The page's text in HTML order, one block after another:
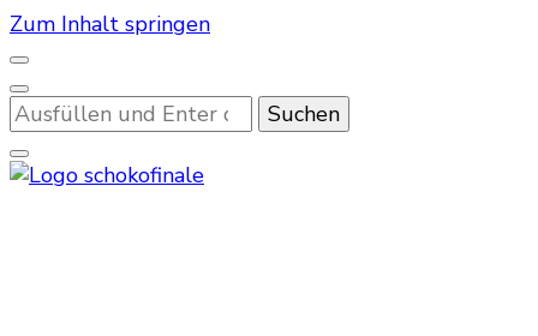
Zum Inhalt springen
Suchst
du
nach
etwas?